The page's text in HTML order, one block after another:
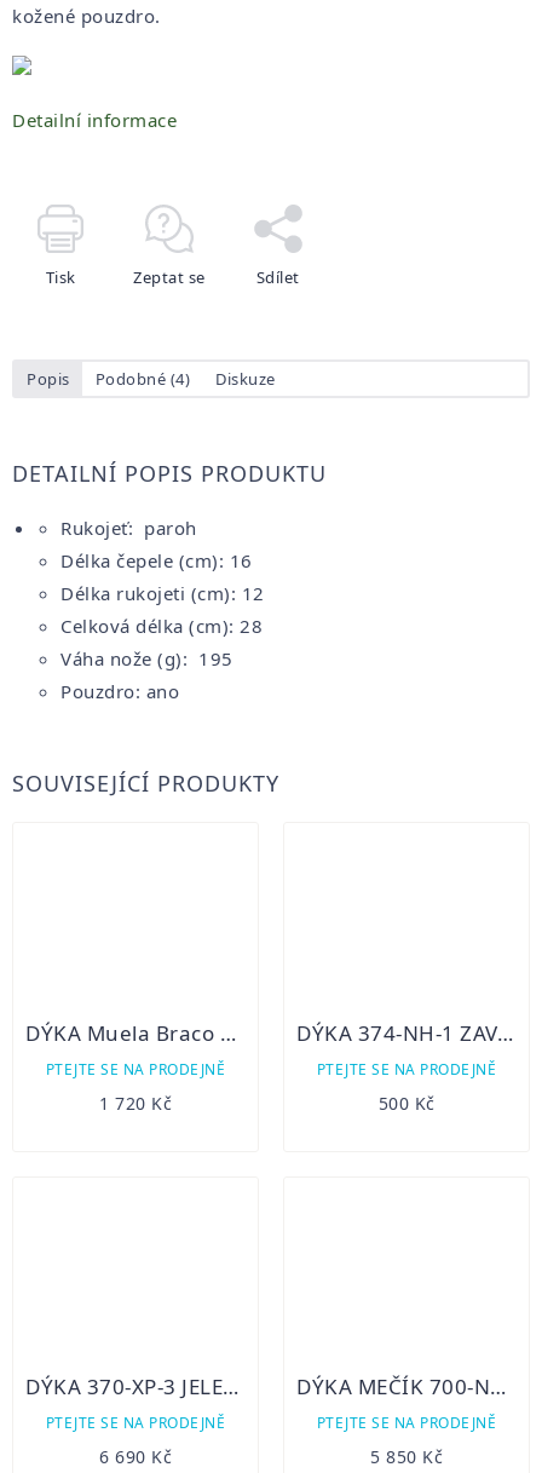
kožené pouzdro.
Detailní informace
Tisk Zeptat se Sdílet
Popis Podobné (4) Diskuze
DETAILNÍ POPIS PRODUKTU
Rukojeť: paroh
Délka čepele (cm): 16
Délka rukojeti (cm): 12
Celková délka (cm): 28
Váha nože (g): 195
Pouzdro: ano
SOUVISEJÍCÍ PRODUKTY
DÝKA Muela Braco 11 R
PTEJTE SE NA PRODEJNĚ
1 720 Kč
DÝKA 374-NH-1 ZAVAZÁK
PTEJTE SE NA PRODEJNĚ
500 Kč
DÝKA 370-XP-3 JELENÁŘSKÁ
PTEJTE SE NA PRODEJNĚ
6 690 Kč
DÝKA MEČÍK 700-NK-24 DEKORATIVNÍ
PTEJTE SE NA PRODEJNĚ
5 850 Kč